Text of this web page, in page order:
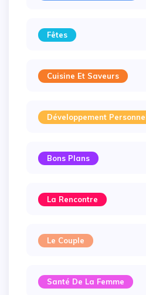
Fêtes
Cuisine Et Saveurs
Développement
Bons Plans
La Rencontre
Le Couple
Santé De La Femme